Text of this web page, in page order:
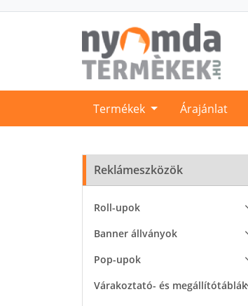
Termékek Árajánlat
Reklámeszközök
Roll-upok
Banner állványok
Pop-upok
Várakoztató- és megállítótáblák